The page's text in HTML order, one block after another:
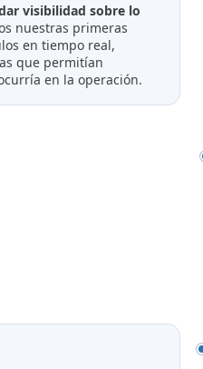
visibilidad sobre lo
nuestras primeras
en tiempo real,
que permitían
en la operación.